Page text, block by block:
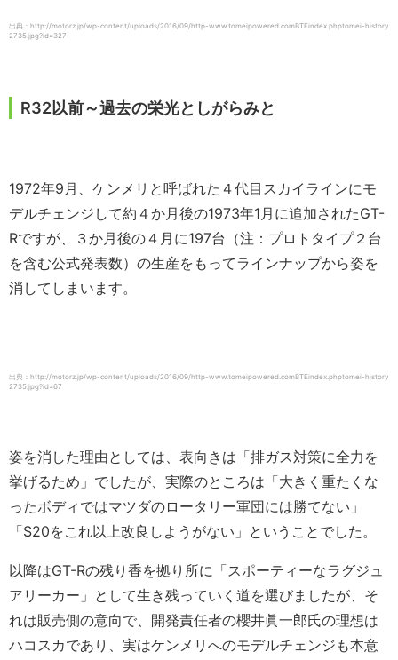
出典：http://motorz.jp/wp-content/uploads/2016/09/http-www.tomeipowered.comBTEindex.phptomei-history
2735.jpg?id=327
R32以前～過去の栄光としがらみと
1972年9月、ケンメリと呼ばれた４代目スカイラインにモ
デルチェンジして約４か月後の1973年1月に追加されたGT-
Rですが、３か月後の４月に197台（注：プロトタイプ２台
を含む公式発表数）の生産をもってラインナップから姿を
消してしまいます。
出典：http://motorz.jp/wp-content/uploads/2016/09/http-www.tomeipowered.comBTEindex.phptomei-history
2735.jpg?id=67
姿を消した理由としては、表向きは「排ガス対策に全力を
挙げるため」でしたが、実際のところは「大きく重たくな
ったボディではマツダのロータリー軍団には勝てない」
「S20をこれ以上改良しようがない」ということでした。
以降はGT-Rの残り香を拠り所に「スポーティーなラグジュ
アリーカー」として生き残っていく道を選びましたが、そ
れは販売側の意向で、開発責任者の櫻井眞一郎氏の理想は
ハコスカであり、実はケンメリへのモデルチェンジも本意